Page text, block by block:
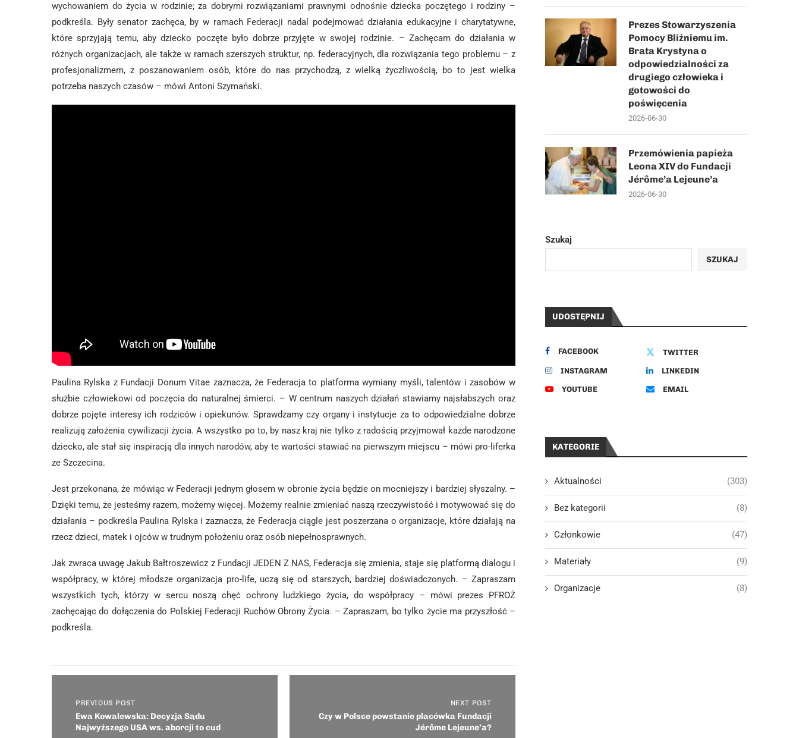
wychowaniem do życia w rodzinie; za dobrymi rozwiązaniami prawnymi odnośnie dziecka poczętego i rodziny –
podkreśla. Były senator zachęca, by w ramach Federacji nadal podejmować działania edukacyjne i charytatywne,
które sprzyjają temu, aby dziecko poczęte było dobrze przyjęte w swojej rodzinie. – Zachęcam do działania w
różnych organizacjach, ale także w ramach szerszych struktur, np. federacyjnych, dla rozwiązania tego problemu – z
profesjonalizmem, z poszanowaniem osób, które do nas przychodzą, z wielką życzliwością, bo to jest wielka
potrzeba naszych czasów – mówi Antoni Szymański.
Paulina Rylska z Fundacji Donum Vitae zaznacza, że Federacja to platforma wymiany myśli, talentów i zasobów w
służbie człowiekowi od poczęcia do naturalnej śmierci. – W centrum naszych działań stawiamy najsłabszych oraz
dobrze pojęte interesy ich rodziców i opiekunów. Sprawdzamy czy organy i instytucje za to odpowiedzialne dobrze
realizują założenia cywilizacji życia. A wszystko po to, by nasz kraj nie tylko z radością przyjmował każde narodzone
dziecko, ale stał się inspiracją dla innych narodów, aby te wartości stawiać na pierwszym miejscu – mówi pro-liferka
ze Szczecina.
Jest przekonana, że mówiąc w Federacji jednym głosem w obronie życia będzie on mocniejszy i bardziej słyszalny. –
Dzięki temu, że jesteśmy razem, możemy więcej. Możemy realnie zmieniać naszą rzeczywistość i motywować się do
działania – podkreśla Paulina Rylska i zaznacza, że Federacja ciągle jest poszerzana o organizacje, które działają na
rzecz dzieci, matek i ojców w trudnym położeniu oraz osób niepełnosprawnych.
Jak zwraca uwagę Jakub Bałtroszewicz z Fundacji JEDEN Z NAS, Federacja się zmienia, staje się platformą dialogu i
współpracy, w której młodsze organizacja pro-life, uczą się od starszych, bardziej doświadczonych. – Zapraszam
wszystkich tych, którzy w sercu noszą chęć ochrony ludzkiego życia, do współpracy – mówi prezes PFROŻ
zachęcając do dołączenia do Polskiej Federacji Ruchów Obrony Życia. – Zapraszam, bo tylko życie ma przyszłość –
podkreśla.
PREVIOUS POST
Ewa Kowalewska: Decyzja Sądu
Najwyższego USA ws. aborcji to cud
NEXT POST
Czy w Polsce powstanie placówka Fundacji
Jérôme Lejeune’a?
Prezes Stowarzyszenia
Pomocy Bliźniemu im.
Brata Krystyna o
odpowiedzialności za
drugiego człowieka i
gotowości do
poświęcenia
2026-06-30
Przemówienia papieża
Leona XIV do Fundacji
Jérôme’a Lejeune’a
2026-06-30
Szukaj
SZUKAJ
UDOSTĘPNIJ
FACEBOOK TWITTER
INSTAGRAM LINKEDIN
YOUTUBE EMAIL
KATEGORIE
Aktualności (303)
Bez kategorii (8)
Członkowie (47)
Materiały (9)
Organizacje (8)